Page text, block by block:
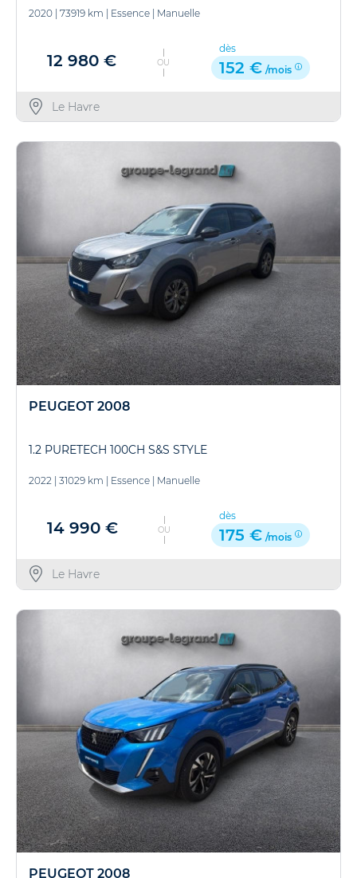
2020 | 73919 km | Essence | Manuelle
12 980 € OU
dès
152 € /mois
Le Havre
PEUGEOT 2008
1.2 PURETECH 100CH S&S STYLE
2022 31029 km Essence Manuelle
14 990 € OU
dès
175 € /mois
Le Havre
PEUGEOT 2008